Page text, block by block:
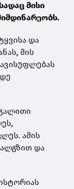
მისი
და
მის
ამის
და